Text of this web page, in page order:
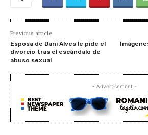
Previous article
Esposa de Dani Alves le pide el
divorcio tras el escándalo de
abuso sexual
- Advertisement -